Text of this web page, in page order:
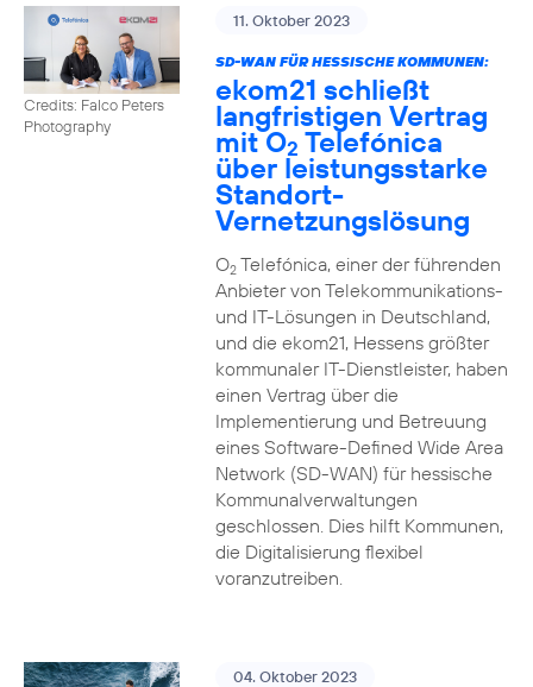
Credits: Falco Peters
Photography
11. Oktober 2023
SD-WAN FÜR HESSISCHE KOMMUNEN:
ekom21 schließt
langfristigen Vertrag
mit O2 Telefónica
über leistungsstarke
Standort-
Vernetzungslösung
O2Telefónica, einer der führenden
Anbieter von Telekommunikations-
und IT-Lösungen in Deutschland,
und die ekom21, Hessens größter
kommunaler IT-Dienstleister, haben
einen Vertrag über die
Implementierung und Betreuung
eines Software-Defined Wide Area
Network (SD-WAN) für hessische
Kommunalverwaltungen
geschlossen. Dies hilft Kommunen,
die Digitalisierung flexibel
voranzutreiben.
04. Oktober 2023